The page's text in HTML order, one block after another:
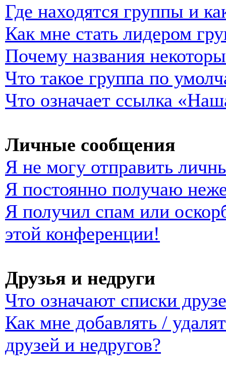
Где находятся группы и
Как мне стать лидером
Почему названия
Что такое группа по
Что означает ссылка
Личные сообщения
Я не могу отправить
Я постоянно получаю
Я получил спам или
этой конференции!
Друзья и недруги
Что означают списки
Как мне добавлять /
друзей и недругов?